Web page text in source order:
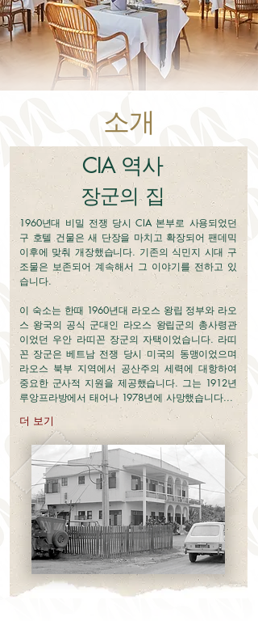
소개
CIA 역사
장군의 집
1960년대 비밀 전쟁 당시 CIA 본부로 사용되었던
구 호텔 건물은 새 단장을 마치고 확장되어 팬데믹
이후에 맞춰 개장했습니다. 기존의 식민지 시대 구
조물은 보존되어 계속해서 그 이야기를 전하고 있
습니다.
이 숙소는 한때 1960년대 라오스 왕립 정부와 라오
스 왕국의 공식 군대인 라오스 왕립군의 총사령관
이었던 우안 라띠꼰 장군의 자택이었습니다. 라띠
꼰 장군은 베트남 전쟁 당시 미국의 동맹이었으며
라오스 북부 지역에서 공산주의 세력에 대항하여
중요한 군사적 지원을 제공했습니다. 그는 1912년
루앙프라방에서 태어나 1978년에 사망했습니다...
더 보기